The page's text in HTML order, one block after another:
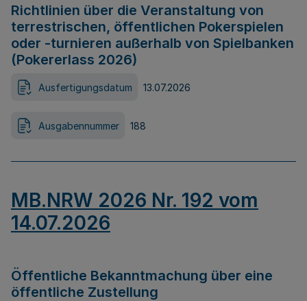
Richtlinien über die Veranstaltung von
terrestrischen, öffentlichen Pokerspielen
oder -turnieren außerhalb von Spielbanken
(Pokererlass 2026)
Ausfertigungsdatum 13.07.2026
Ausgabennummer 188
MB.NRW 2026 Nr. 192 vom
14.07.2026
Öffentliche Bekanntmachung über eine
öffentliche Zustellung